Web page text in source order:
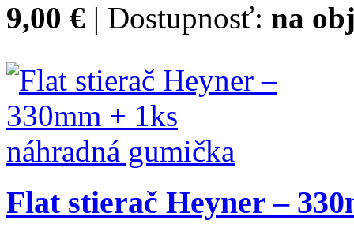
9,00 € | Dostupnosť: na
Flat stierač Heyner –